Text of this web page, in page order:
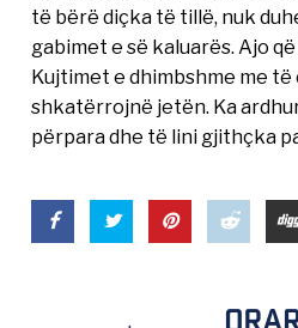
të bërë diçka të tillë, nuk
gabimet e së kaluarës. Ajo
Kujtimet e dhimbshme me
shkatërrojnë jetën. Ka
përpara dhe të lini gjithçka